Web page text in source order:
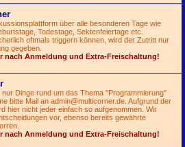
über alle besonderen Tage wie
Todestage, Sektenfeiertage etc.
oftmals triggern können, wird der Zutritt nur
gegeben.
nach Anmeldung und Extra-Freischaltung!
Dinge rund um das Thema "Programmierung"
bitte Mail an admin@multicorner.de . Aufgrund der
hier nicht jeder einfach so aufgenommen. Wir
vor, ebenso bereits gewährte
nach Anmeldung und Extra-Freischaltung!